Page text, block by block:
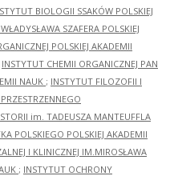
BIOLOGII SSAKÓW POLSKIEJ
SZAFERA POLSKIEJ
POLSKIEJ AKADEMII
INSTYTUT CHEMII ORGANICZNEJ PAN
NAUK ; INSTYTUT FILOZOFII I
im. TADEUSZA MANTEUFFLA
POLSKIEGO POLSKIEJ AKADEMII
I KLINICZNEJ IM.MIROSŁAWA
; INSTYTUT OCHRONY